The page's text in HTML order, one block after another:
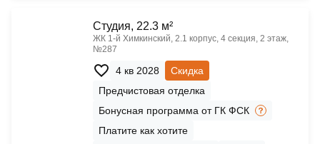
Cтудия, 22.3 м²
ЖК 1‑й Химкинский, 2.1 корпус, 4 секция, 2 этаж,
№287
4 кв 2028
Скидка
Предчистовая отделка
Бонусная программа от ГК ФСК
Платите как хотите